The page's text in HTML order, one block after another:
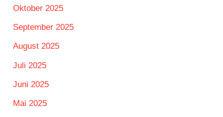
Oktober 2025
September 2025
August 2025
Juli 2025
Juni 2025
Mai 2025